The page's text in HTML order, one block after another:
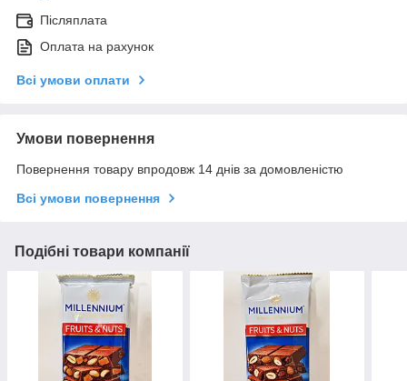
Післяплата
Оплата на рахунок
Всі умови оплати
Умови повернення
Повернення товару впродовж 14 днів за домовленістю
Всі умови повернення
Подібні товари компанії